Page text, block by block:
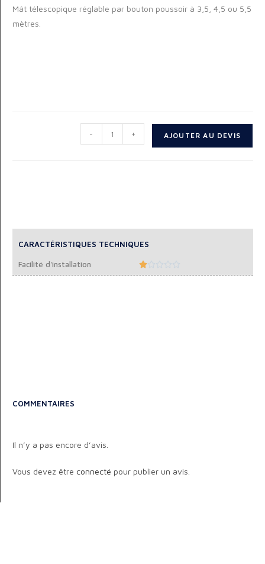
Mât télescopique réglable par bouton poussoir à 3,5, 4,5 ou 5,5
mètres.
- + AJOUTER AU DEVIS
CARACTÉRISTIQUES TECHNIQUES
Facilité d'installation 
COMMENTAIRES
Il n’y a pas encore d’avis.
Vous devez être connecté pour publier un avis.